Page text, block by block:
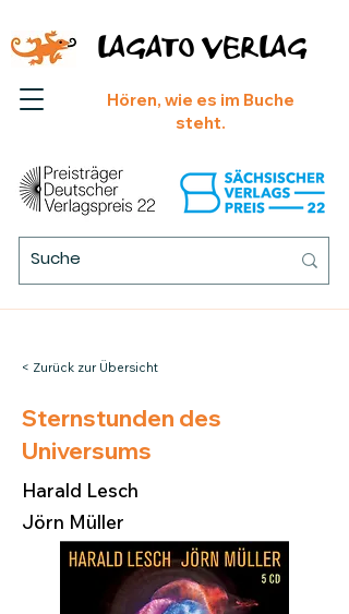
Hören, wie es im Buche
steht.
LAGATO VERLAG
< Zurück zur Übersicht
Sternstunden des
Universums
Harald Lesch
Jörn Müller